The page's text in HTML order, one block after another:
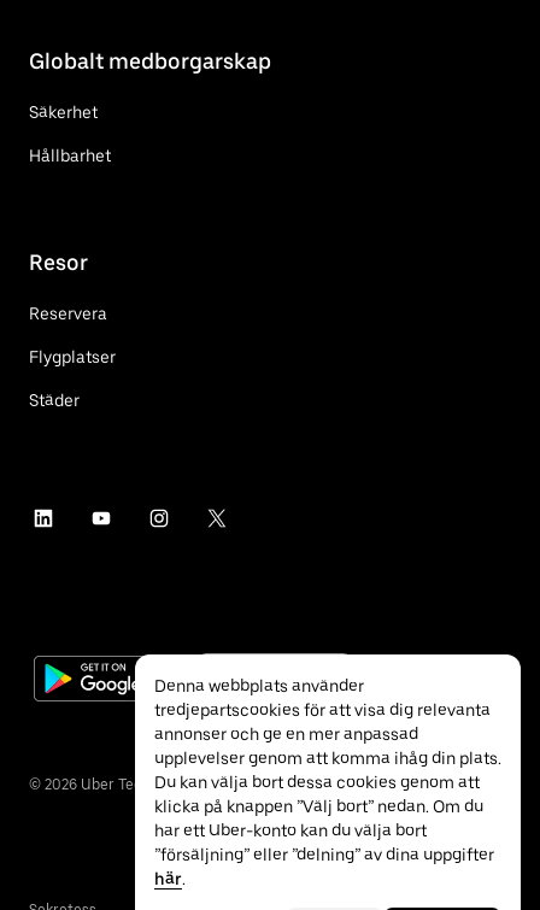
Globalt medborgarskap
Säkerhet
Hållbarhet
Resor
Reservera
Flygplatser
Städer
© 2026 Uber Technologies Inc.
Denna webbplats använder
tredjepartscookies för att visa dig relevanta
annonser och ge en mer anpassad
upplevelser genom att komma ihåg din plats.
Du kan välja bort dessa cookies genom att
klicka på knappen ”Välj bort” nedan. Om du
har ett Uber-konto kan du välja bort
”försäljning” eller ”delning” av dina uppgifter
här.